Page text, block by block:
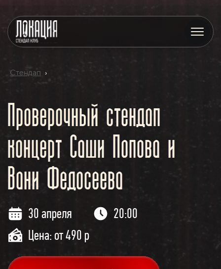
Стендап ›
Проверочный стендап
концерт Саши Попова и
Вани Федосеева
30 апреля
20:00
Цена: от 490 р